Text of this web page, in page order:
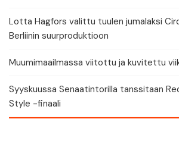
Lotta Hagfors valittu tuulen jumalaksi
Berliinin suurproduktioon
Muumimaailmassa viitottu ja kuvitettu
Syyskuussa Senaatintorilla tanssitaan
Style -finaali